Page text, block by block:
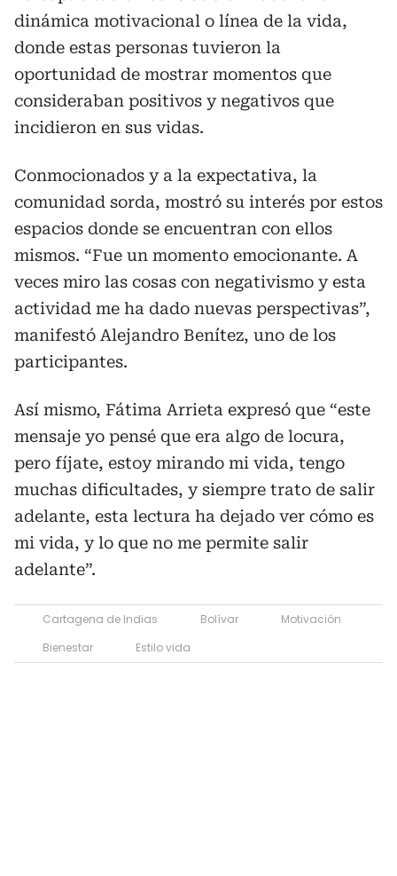
dinámica motivacional o línea de la vida,
donde estas personas tuvieron la
oportunidad de mostrar momentos que
consideraban positivos y negativos que
incidieron en sus vidas.
Conmocionados y a la expectativa, la
comunidad sorda, mostró su interés por estos
espacios donde se encuentran con ellos
mismos. “Fue un momento emocionante. A
veces miro las cosas con negativismo y esta
actividad me ha dado nuevas perspectivas”,
manifestó Alejandro Benítez, uno de los
participantes.
Así mismo, Fátima Arrieta expresó que “este
mensaje yo pensé que era algo de locura,
pero fíjate, estoy mirando mi vida, tengo
muchas dificultades, y siempre trato de salir
adelante, esta lectura ha dejado ver cómo es
mi vida, y lo que no me permite salir
adelante”.
Cartagena de Indias Bolívar
Motivación
Bienestar
Estilo vida